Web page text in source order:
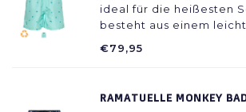
ideal für die heißesten
besteht aus einem
Haut klebt.
€79,95
RAMATUELLE MONKEY